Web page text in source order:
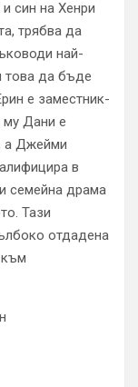
син на Хенри
трябва да
най-
това да бъде
е заместник-
му Дани е
а Джейми
в
семейна драма
Тази
отдадена